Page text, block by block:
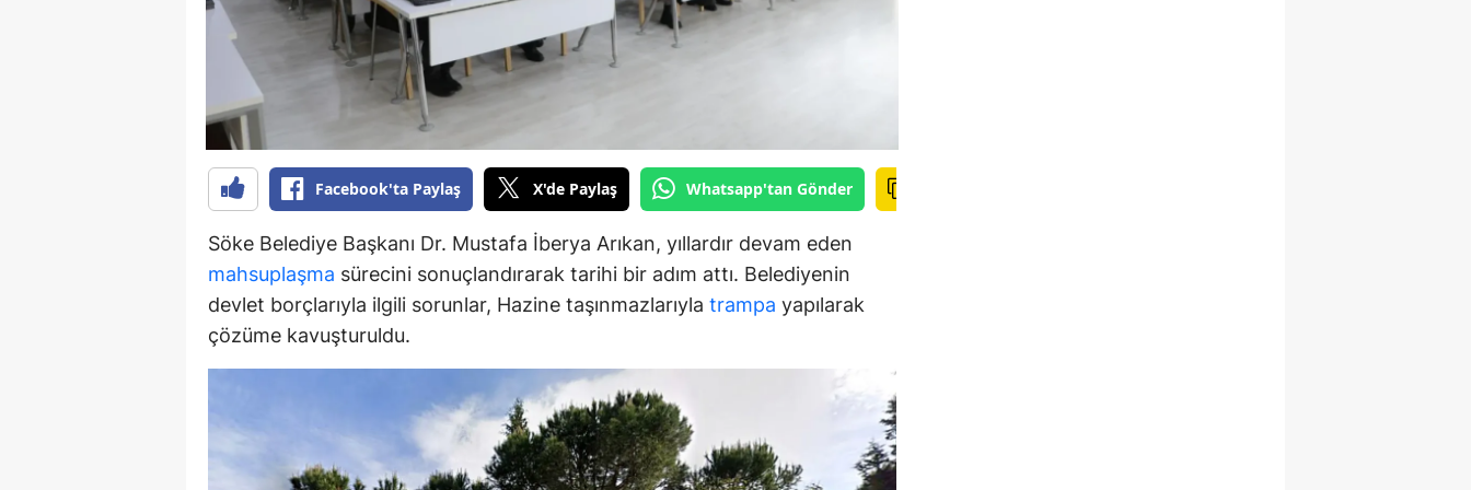
Yalova
Karabük
Osmaniye
Facebook'ta Paylaş X'de Paylaş Whatsapp'tan Gönder
Söke Belediye Başkanı Dr. Mustafa İberya Arıkan, yıllardır devam eden
mahsuplaşma sürecini sonuçlandırarak tarihi bir adım attı. Belediyenin
devlet borçlarıyla ilgili sorunlar, Hazine taşınmazlarıyla trampa yapılarak
çözüme kavuşturuldu.